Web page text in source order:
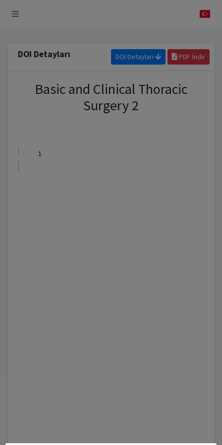
DOI Detayları DOI Detayları PDF İndir
Basic and Clinical Thoracic
Surgery 2